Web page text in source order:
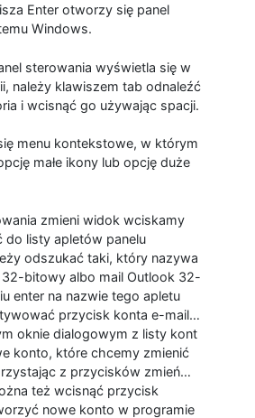
Enter otworzy się panel
Windows.
sterowania wyświetla się w
należy klawiszem tab odnaleźć
i wcisnąć go używając spacji.
menu kontekstowe, w którym
małe ikony lub opcję duże
zmieni widok wciskamy
do listy apletów panelu
odszukać taki, który nazywa
bitowy albo mail Outlook 32-
enter na nazwie tego apletu
przycisk konta e-mail…
oknie dialogowym z listy kont
konto, które chcemy zmienić
z przycisków zmień…
też wcisnąć przycisk
nowe konto w programie